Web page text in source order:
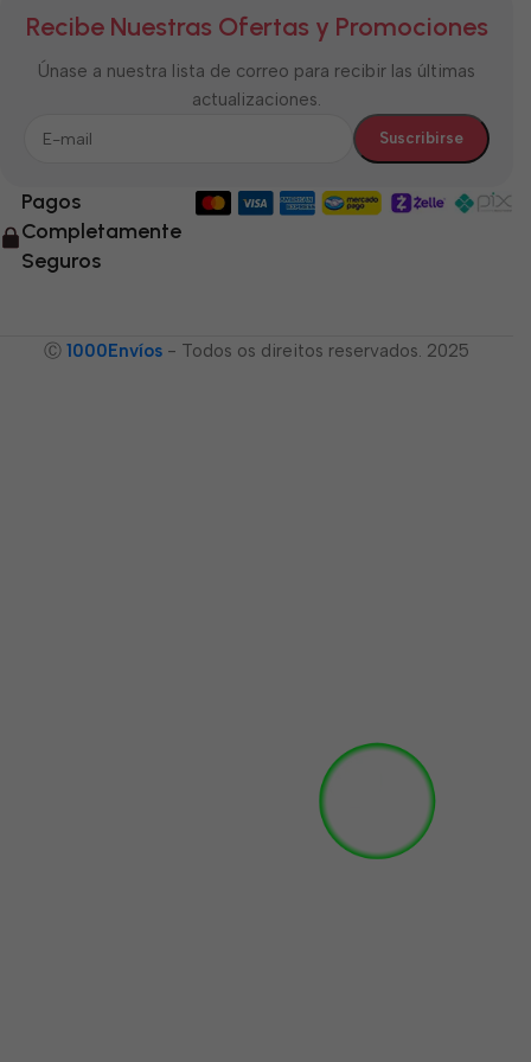
Recibe Nuestras Ofertas y Promociones
Únase a nuestra lista de correo para recibir las últimas
actualizaciones.
Pagos
Completamente
Seguros
Ⓒ 1000Envíos - Todos os direitos reservados. 2025